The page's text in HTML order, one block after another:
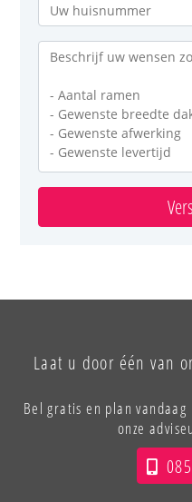
Laat u door één van
Bel gratis en plan
onze